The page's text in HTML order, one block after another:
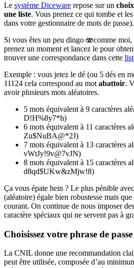
Le système Diceware repose sur un
une liste. Vous prenez ce qui tombe et
dans votre gestionnaire de mots de passe).
Si vous êtes un peu dingo 🫨comme moi,
prenez un moment et lancez le pour
trouver une correspondance dans cette
Exemple : vous jetez le dé (ou 5 dés en
11124 cela correspond au mot abattoir.
avoir plusieurs mots aléatoires.
5 mots équivalent à 9 caractères
D!H%8y7*h)
6 mots équivalent à 11 caractères
Zu$NuBA@*2J)
7 mots équivalent à 13 caractères
vWtJy!9v@7vJN)
8 mots équivalent à 15 caractères
d8qd$UKw&zMjw!8)
Ça vous épate hein ? Le plus pénible
(aléatoire) égale bien robustesse mais que
courant. On continue de nous imposer
caractère spéciaux qui ne servent pas à
Choisissez votre phrase de
La CNIL donne une recommandation
peut être utilisée, composée d’au